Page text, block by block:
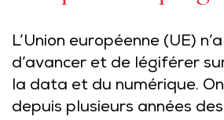
L’Union européenne (UE)
d’avancer et de légiférer
la data et du numérique.
depuis plusieurs années